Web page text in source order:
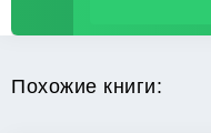
Похожие книги: